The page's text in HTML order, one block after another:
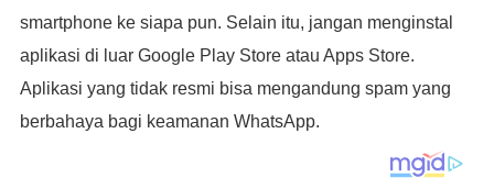
smartphone ke siapa pun. Selain itu, jangan menginstal
aplikasi di luar Google Play Store atau Apps Store.
Aplikasi yang tidak resmi bisa mengandung spam yang
berbahaya bagi keamanan WhatsApp.